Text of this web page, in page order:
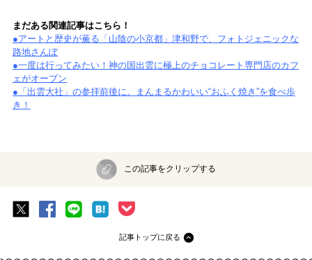
まだある関連記事はこちら！
●アートと歴史が薫る「山陰の小京都」津和野で、フォトジェニックな
路地さんぽ
●一度は行ってみたい！神の国出雲に極上のチョコレート専門店のカフ
ェがオープン
●「出雲大社」の参拝前後に。まんまるかわいい“おふく焼き”を食べ歩
き！
この記事をクリップする
記事トップに戻る